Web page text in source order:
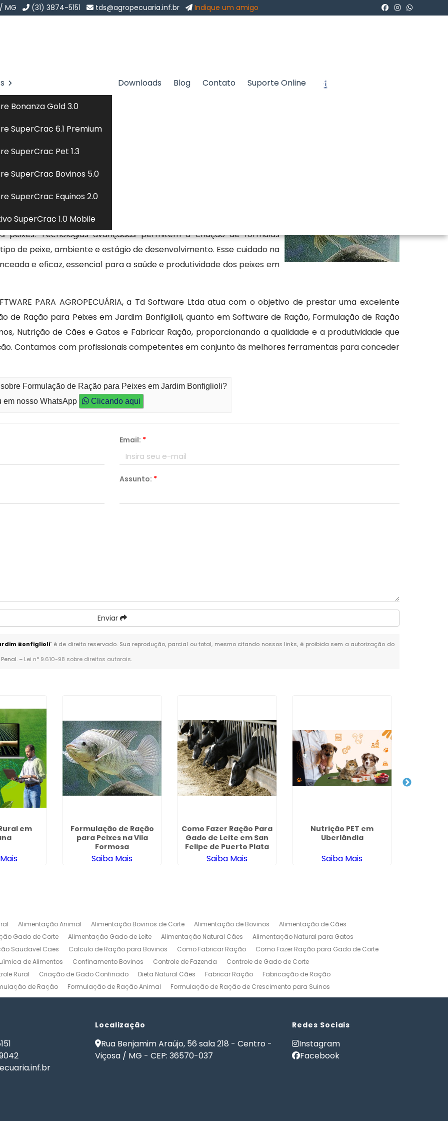
MG (31) 3874-5151 tds@agropecuaria.inf.br Indique um amigo
Bonanza Gold 3.0
SuperCrac 6.1 Premium
SuperCrac Pet 1.3
SuperCrac Bovinos 5.0
SuperCrac Equinos 2.0
SuperCrac 1.0 Mobile
Downloads Blog Contato Suporte Online
Peixes em Jardim
em Jardim Bonfiglioli
aquáticas. Utilizando ingredientes como proteínas de alta
rações são projetadas para promover o crescimento saudável, a
peixes. Tecnologias avançadas permitem a criação de fórmulas
de peixe, ambiente e estágio de desenvolvimento. Esse cuidado na
e eficaz, essencial para a saúde e produtividade dos peixes em
PARA AGROPECUÁRIA, a Td Software Ltda atua com o objetivo de prestar uma excelente
de Ração para Peixes em Jardim Bonfiglioli, quanto em Software de Ração, Formulação de Ração
Nutrição de Cães e Gatos e Fabricar Ração, proporcionando a qualidade e a produtividade que
Contamos com profissionais competentes em conjunto às melhores ferramentas para conceder
Formulação de Ração para Peixes em Jardim Bonfiglioli?
em nosso WhatsApp Clicando aqui
Email: *
Assunto: *
Enviar
Bonfiglioli" é de direito reservado. Sua reprodução, parcial ou total, mesmo citando nossos links, é proibida sem a autorização do
– Lei n° 9.610-98 sobre direitos autorais.
em
Formulação de Ração
para Peixes na Vila
Formosa
Saiba Mais
Como Fazer Ração Para
Gado de Leite em San
Felipe de Puerto Plata
Saiba Mais
Nutrição PET em
Uberlândia
Saiba Mais
Alimentação Animal Alimentação Bovinos de Corte Alimentação de Bovinos
Alimentação de Cães
Gado de Corte Alimentação Gado de Leite Alimentação Natural Cães
Alimentação Natural para Gatos
Saudavel Caes Calculo de Ração para Bovinos Como Fabricar Ração
Como Fazer Ração para Gado de Corte
de Alimentos Confinamento Bovinos Controle de Fazenda
Controle de Gado de Corte
Rural Criação de Gado Confinado Dieta Natural Cães Fabricar Ração
Fabricação de Ração
de Ração Formulação de Ração Animal
Formulação de Ração de Crescimento para Suinos
de Ração para Aves de Postura Formulação de Ração para Bezerros
Formulação de Ração para Bovinos
de Ração para Gado Leiteiro Formulação de Ração para Peixes
Formulação de Ração para Suínos
Rural Nutrição de Bovinos Nutrição de Cães e Gatos
Nutrição PET
de Formulação de Ração para Bovinos
Software Administração Rural
Localização
Rua Benjamim Araújo, 56 sala 218 - Centro -
Viçosa / MG - CEP: 36570-037
Redes Sociais
Instagram
Facebook